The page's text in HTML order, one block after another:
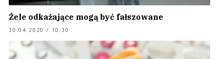
Żele odkażające mogą być fałszowane
30.04.2020 / 10:30